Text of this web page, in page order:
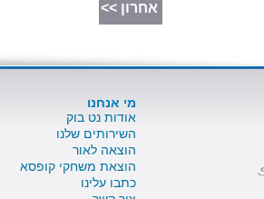
אחרון >>
מי אנחנו
אודות נט בוק
השירותים שלנו
הוצאה לאור
הוצאת משחקי קופסא
כתבו עלינו